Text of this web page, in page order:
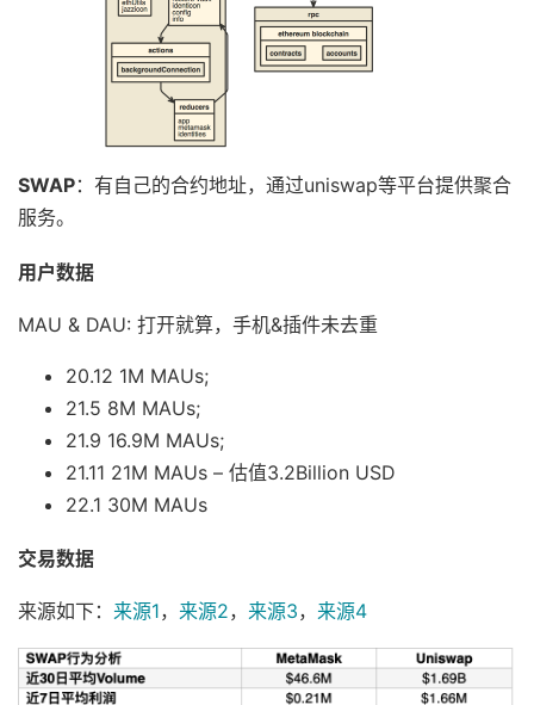
SWAP：有自己的合约地址，通过uniswap等平台提供聚合
服务。
用户数据
MAU & DAU: 打开就算，手机&插件未去重
20.12 1M MAUs;
21.5 8M MAUs;
21.9 16.9M MAUs;
21.11 21M MAUs – 估值3.2Billion USD
22.1 30M MAUs
交易数据
来源如下： 来源1， 来源2， 来源3， 来源4